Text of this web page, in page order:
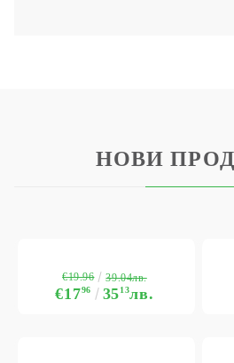
НОВИ
€1796 3513лв.
€19.96 39.04лв.